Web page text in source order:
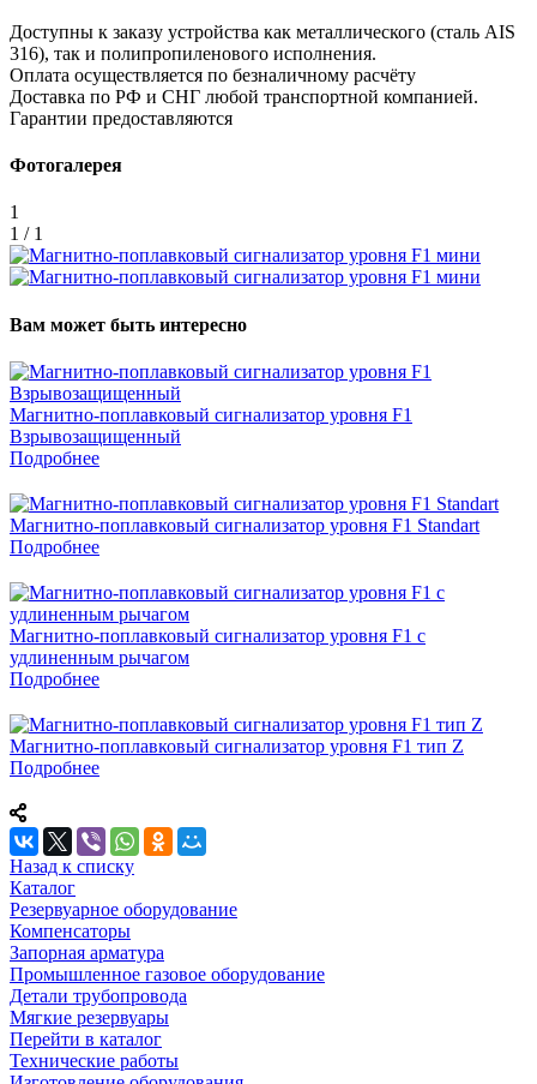
Доступны к заказу устройства как металлического (сталь AIS
316), так и полипропиленового исполнения.
Оплата осуществляется по безналичному расчёту
Доставка по РФ и СНГ любой транспортной компанией.
Гарантии предоставляются
Фотогалерея
1
1 / 1
Вам может быть интересно
Магнитно-поплавковый сигнализатор уровня F1
Взрывозащищенный
Подробнее
Магнитно-поплавковый сигнализатор уровня F1 Standart
Подробнее
Магнитно-поплавковый сигнализатор уровня F1 с
удлиненным рычагом
Подробнее
Магнитно-поплавковый сигнализатор уровня F1 тип Z
Подробнее
Назад к списку
Каталог
Резервуарное оборудование
Компенсаторы
Запорная арматура
Промышленное газовое оборудование
Детали трубопровода
Мягкие резервуары
Перейти в каталог
Технические работы